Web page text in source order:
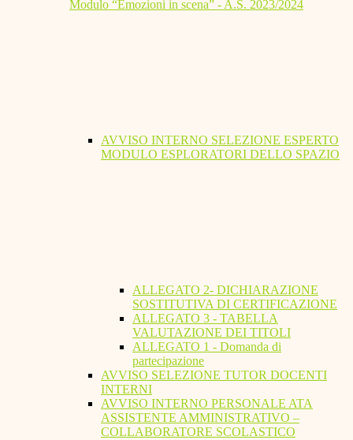
Modulo “Emozioni in scena” - A.S. 2023/2024
AVVISO INTERNO SELEZIONE ESPERTO
MODULO ESPLORATORI DELLO SPAZIO
ALLEGATO 2- DICHIARAZIONE
SOSTITUTIVA DI CERTIFICAZIONE
ALLEGATO 3 - TABELLA
VALUTAZIONE DEI TITOLI
ALLEGATO 1 - Domanda di
partecipazione
AVVISO SELEZIONE TUTOR DOCENTI
INTERNI
AVVISO INTERNO PERSONALE ATA
ASSISTENTE AMMINISTRATIVO –
COLLABORATORE SCOLASTICO